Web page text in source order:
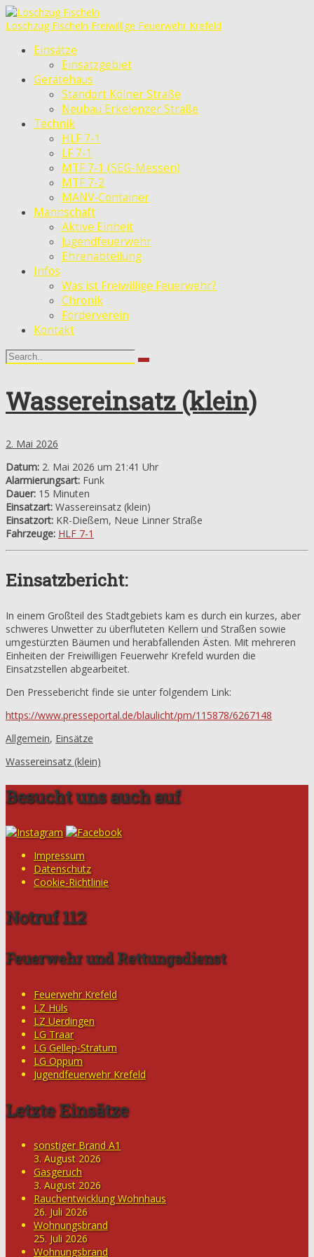
Löschzug Fischeln Freiwillige Feuerwehr Krefeld
Einsätze
Einsatzgebiet
Gerätehaus
Standort Kölner Straße
Neubau Erkelenzer Straße
Technik
HLF 7-1
LF 7-1
MTF 7-1 (SEG-Messen)
MTF 7-2
MANV-Container
Mannschaft
Aktive Einheit
Jugendfeuerwehr
Ehrenabteilung
Infos
Was ist Freiwillige Feuerwehr?
Chronik
Förderverein
Kontakt
Wassereinsatz (klein)
2. Mai 2026
Datum: 2. Mai 2026 um 21:41 Uhr
Alarmierungsart: Funk
Dauer: 15 Minuten
Einsatzart: Wassereinsatz (klein)
Einsatzort: KR-Dießem, Neue Linner Straße
Fahrzeuge: HLF 7-1
Einsatzbericht:
In einem Großteil des Stadtgebiets kam es durch ein kurzes, aber
schweres Unwetter zu überfluteten Kellern und Straßen sowie
umgestürzten Bäumen und herabfallenden Ästen. Mit mehreren
Einheiten der Freiwilligen Feuerwehr Krefeld wurden die
Einsatzstellen abgearbeitet.
Den Pressebericht finde sie unter folgendem Link:
https://www.presseportal.de/blaulicht/pm/115878/6267148
Allgemein, Einsätze
Wassereinsatz (klein)
Besucht uns auch auf
Impressum
Datenschutz
Cookie-Richtlinie
Notruf 112
Feuerwehr und Rettungsdienst
Feuerwehr Krefeld
LZ Hüls
LZ Uerdingen
LG Traar
LG Gellep-Stratum
LG Oppum
Jugendfeuerwehr Krefeld
Letzte Einsätze
sonstiger Brand A1
3. August 2026
Gasgeruch
3. August 2026
Rauchentwicklung Wohnhaus
26. Juli 2026
Wohnungsbrand
25. Juli 2026
Wohnungsbrand